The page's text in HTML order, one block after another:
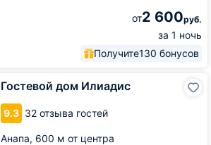
от2 600руб.
за 1 ночь
Получите130 бонусов
Гостевой дом Илиадис
9.3 32 отзыва гостей
Анапа, 600 м от центра